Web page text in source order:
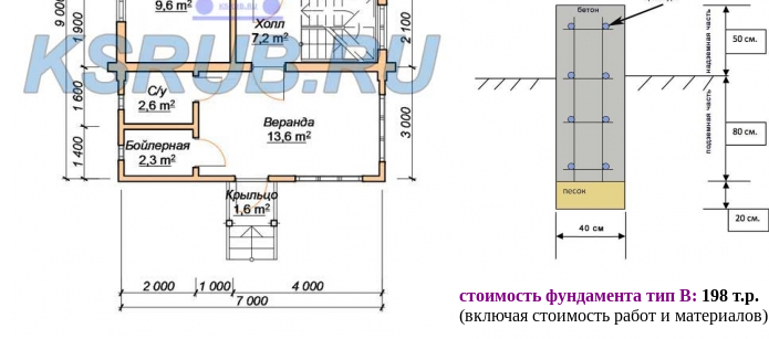
стоимость фундамента тип В: 198 т.р.
(включая стоимость работ и материалов)